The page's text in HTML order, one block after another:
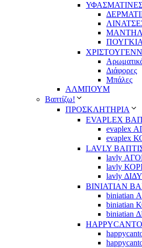
Διάφορες
Μπάλες
ΑΛΜΠΟΥΜ
Βαπτίζω!
ΠΡΟΣΚΛΗΤΗΡΙΑ
EVAPLEX
evaplex
evaplex
LAVLY
lavly
lavly
lavly
ΒΙΝΙΑΤΙΑΝ
biniatian
biniatian
biniatian